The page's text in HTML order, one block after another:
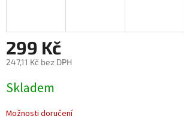
299 Kč
247,11 Kč bez DPH
cena:
Skladem
Možnosti doručení